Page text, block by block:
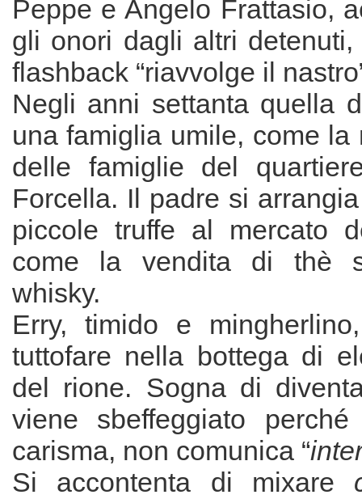
Peppe e Angelo Frattasio,
gli onori dagli altri
flashback “riavvolge il
Negli anni settanta quella
una famiglia umile, come la
delle famiglie del
Forcella. Il padre si
piccole truffe al mercato
come la vendita di thè
whisky.
Erry, timido e
tuttofare nella bottega di
del rione. Sogna di
viene sbeffeggiato
carisma, non comunica “
Si accontenta di mixare